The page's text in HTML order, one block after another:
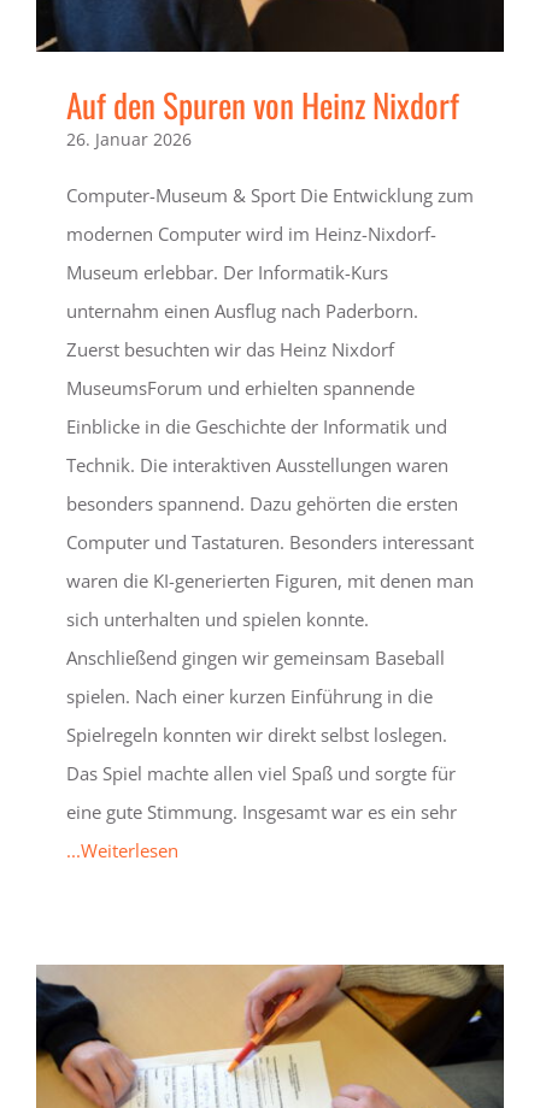
Auf den Spuren von Heinz Nixdorf
26. Januar 2026
Computer-Museum & Sport Die Entwicklung zum
modernen Computer wird im Heinz-Nixdorf-
Museum erlebbar. Der Informatik-Kurs
unternahm einen Ausflug nach Paderborn.
Zuerst besuchten wir das Heinz Nixdorf
MuseumsForum und erhielten spannende
Einblicke in die Geschichte der Informatik und
Technik. Die interaktiven Ausstellungen waren
besonders spannend. Dazu gehörten die ersten
Computer und Tastaturen. Besonders interessant
waren die KI-generierten Figuren, mit denen man
sich unterhalten und spielen konnte.
Anschließend gingen wir gemeinsam Baseball
spielen. Nach einer kurzen Einführung in die
Spielregeln konnten wir direkt selbst loslegen.
Das Spiel machte allen viel Spaß und sorgte für
eine gute Stimmung. Insgesamt war es ein sehr
...Weiterlesen